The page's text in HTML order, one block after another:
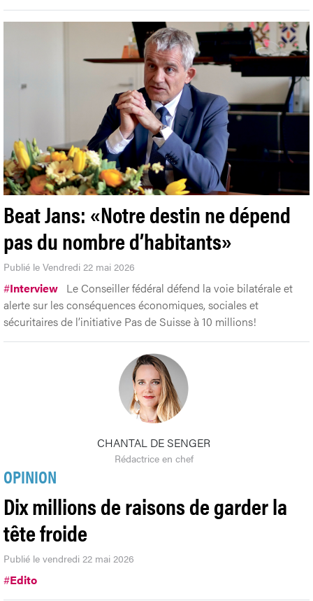
Beat Jans: «Notre destin ne dépend
pas du nombre d’habitants»
Publié le Vendredi 22 mai 2026
#Interview Le Conseiller fédéral défend la voie bilatérale et
alerte sur les conséquences économiques, sociales et
sécuritaires de l’initiative Pas de Suisse à 10 millions!
CHANTAL DE SENGER
Rédactrice en chef
OPINION
Dix millions de raisons de garder la
tête froide
Publié le vendredi 22 mai 2026
#Edito